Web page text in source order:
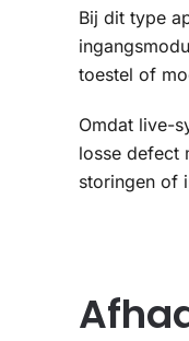
Bij dit type
toestel of
Omdat live-
losse defect
storingen of